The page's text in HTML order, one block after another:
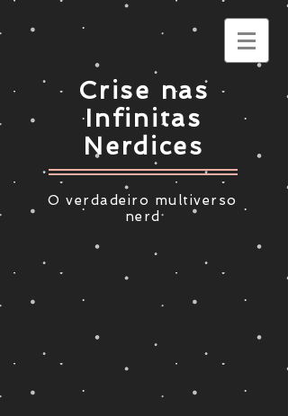
Crise nas
Infinitas
Nerdices
O verdadeiro multiverso
nerd